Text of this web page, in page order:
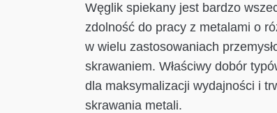
Węglik spiekany jest bardzo
zdolność do pracy z metalami o
w wielu zastosowaniach
skrawaniem. Właściwy dobór
dla maksymalizacji wydajności i
skrawania metali.